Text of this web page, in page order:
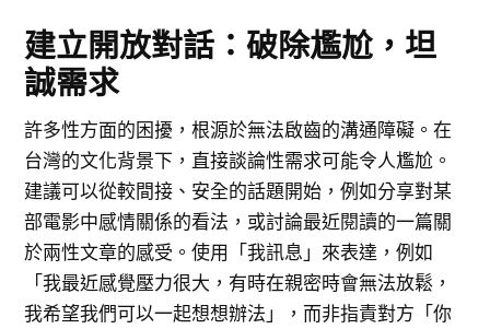
建立開放對話：破除尷尬，坦
誠需求
許多性方面的困擾，根源於無法啟齒的溝通障礙。在
台灣的文化背景下，直接談論性需求可能令人尷尬。
建議可以從較間接、安全的話題開始，例如分享對某
部電影中感情關係的看法，或討論最近閱讀的一篇關
於兩性文章的感受。使用「我訊息」來表達，例如
「我最近感覺壓力很大，有時在親密時會無法放鬆，
我希望我們可以一起想想辦法」，而非指責對方「你